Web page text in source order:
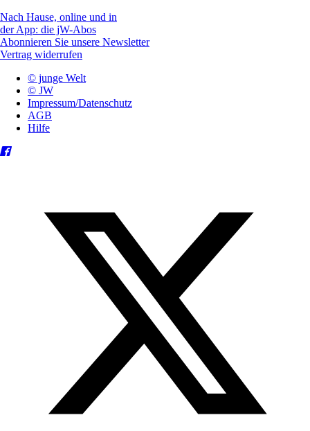
Nach Hause, online und in
der App: die jW-Abos
Abonnieren Sie unsere Newsletter
Vertrag widerrufen
© junge Welt
© JW
Impressum/Datenschutz
AGB
Hilfe